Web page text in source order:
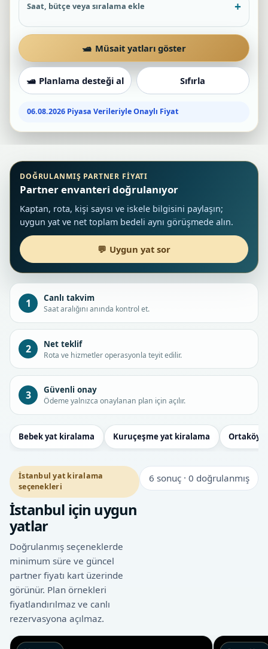
Saat, bütçe veya sıralama ekle
Müsait yatları göster
Planlama desteği al Sıfırla
06.08.2026 Piyasa Verileriyle Onaylı Fiyat
DOĞRULANMIŞ PARTNER FIYATI
Partner envanteri doğrulanıyor
Kaptan, rota, kişi sayısı ve iskele bilgisini paylaşın;
uygun yat ve net toplam bedeli aynı görüşmede alın.
Uygun yat sor
1 Canlı takvim
Saat aralığını anında kontrol et.
2 Net teklif
Rota ve hizmetler operasyonla teyit edilir.
3 Güvenli onay
Ödeme yalnızca onaylanan plan için açılır.
Bebek yat kiralama Kuruçeşme yat kiralama Ortaköy
İstanbul yat kiralama
seçenekleri
İstanbul için uygun
yatlar
Doğrulanmış seçeneklerde
minimum süre ve güncel
partner fiyatı kart üzerinde
görünür. Plan örnekleri
fiyatlandırılmaz ve canlı
rezervasyona açılmaz.
6 sonuç · 0 doğrulanmış